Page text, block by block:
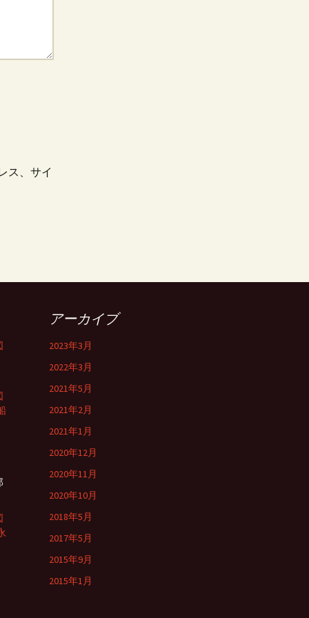
ス、サイ
アーカイブ
2023年3月
2022年3月
2021年5月
2021年2月
2021年1月
2020年12月
2020年11月
2020年10月
2018年5月
2017年5月
2015年9月
2015年1月